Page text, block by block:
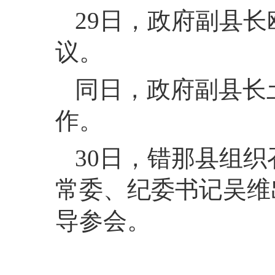
29日， 政府副县
议。
同日， 政府副县长
作。
30日， 错那县组织
常委、纪委书记吴
导参会。